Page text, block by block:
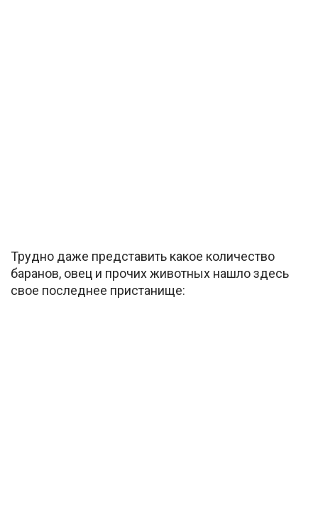
Трудно даже представить какое количество
баранов, овец и прочих животных нашло здесь
свое последнее пристанище: